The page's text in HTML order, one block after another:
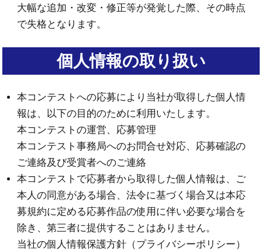
大幅な追加・改変・修正等が発覚した際、その時点
で失格となります。
個人情報の取り扱い
本コンテストへの応募により当社が取得した個人情
報は、以下の目的のために利用いたします。
本コンテストの運営、応募管理
本コンテスト事務局へのお問合せ対応、応募確認の
ご連絡及び受賞者へのご連絡
本コンテストで応募者から取得した個人情報は、ご
本人の同意がある場合、法令に基づく場合又は本応
募規約に定める応募作品の使用に伴い必要な場合を
除き、第三者に提供することはありません。
当社の個人情報保護方針（プライバシーポリシー）